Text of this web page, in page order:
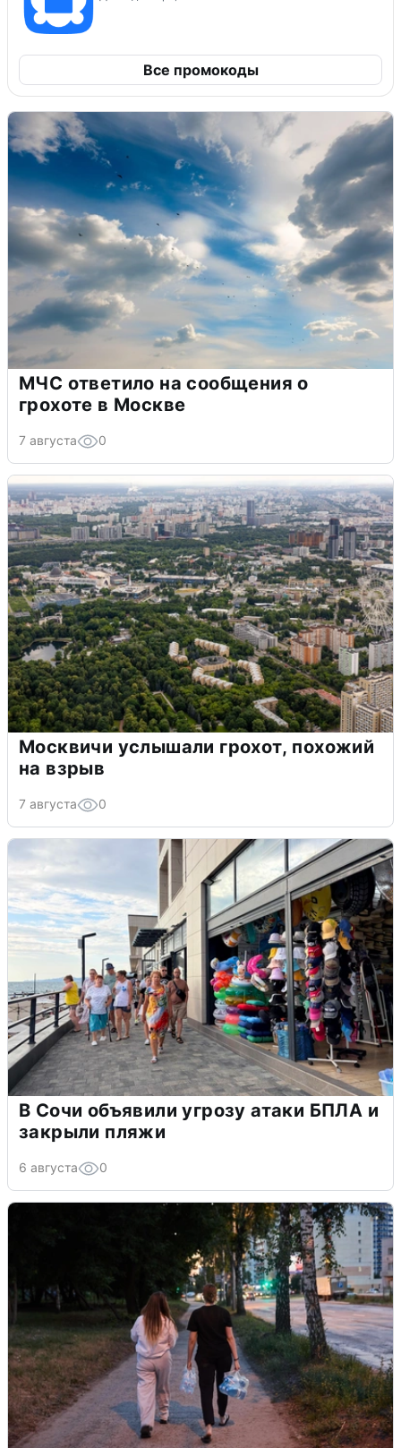
Все промокоды
МЧС ответило на сообщения о
грохоте в Москве
7 августа 0
Москвичи услышали грохот, похожий
на взрыв
7 августа 0
В Сочи объявили угрозу атаки БПЛА и
закрыли пляжи
6 августа 0